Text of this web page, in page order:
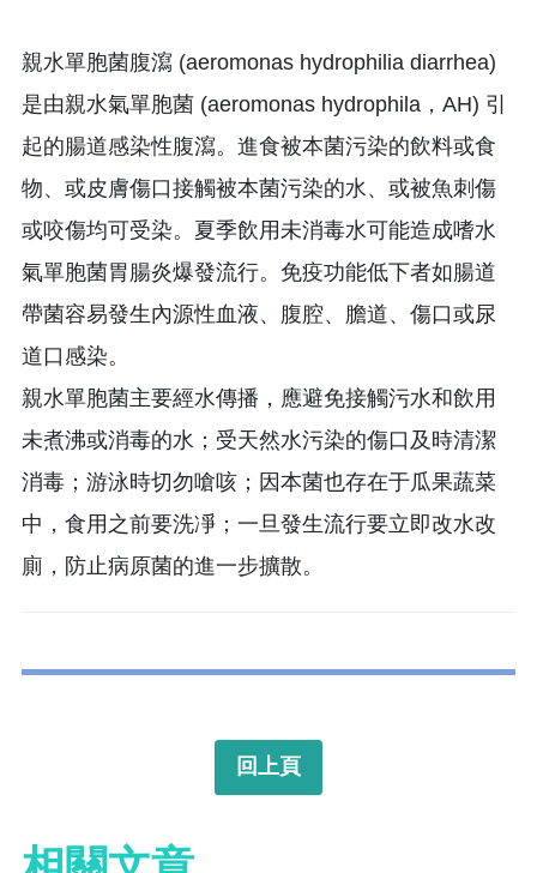
親水單胞菌腹瀉 (aeromonas hydrophilia diarrhea)
是由親水氣單胞菌 (aeromonas hydrophila，AH) 引
起的腸道感染性腹瀉。進食被本菌污染的飲料或食
物、或皮膚傷口接觸被本菌污染的水、或被魚刺傷
或咬傷均可受染。夏季飲用未消毒水可能造成嗜水
氣單胞菌胃腸炎爆發流行。免疫功能低下者如腸道
帶菌容易發生內源性血液、腹腔、膽道、傷口或尿
道口感染。
親水單胞菌主要經水傳播，應避免接觸污水和飲用
未煮沸或消毒的水；受天然水污染的傷口及時清潔
消毒；游泳時切勿嗆咳；因本菌也存在于瓜果蔬菜
中，食用之前要洗凈；一旦發生流行要立即改水改
廁，防止病原菌的進一步擴散。
回上頁